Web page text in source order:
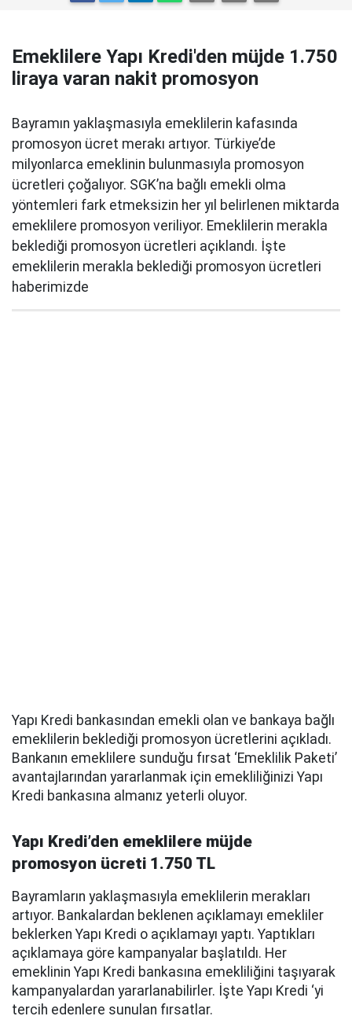
Emeklilere Yapı Kredi'den müjde 1.750
liraya varan nakit promosyon
Bayramın yaklaşmasıyla emeklilerin kafasında
promosyon ücret merakı artıyor. Türkiye’de
milyonlarca emeklinin bulunmasıyla promosyon
ücretleri çoğalıyor. SGK’na bağlı emekli olma
yöntemleri fark etmeksizin her yıl belirlenen miktarda
emeklilere promosyon veriliyor. Emeklilerin merakla
beklediği promosyon ücretleri açıklandı. İşte
emeklilerin merakla beklediği promosyon ücretleri
haberimizde
Yapı Kredi bankasından emekli olan ve bankaya bağlı
emeklilerin beklediği promosyon ücretlerini açıkladı.
Bankanın emeklilere sunduğu fırsat ‘Emeklilik Paketi’
avantajlarından yararlanmak için emekliliğinizi Yapı
Kredi bankasına almanız yeterli oluyor.
Yapı Kredi’den emeklilere müjde
promosyon ücreti 1.750 TL
Bayramların yaklaşmasıyla emeklilerin merakları
artıyor. Bankalardan beklenen açıklamayı emekliler
beklerken Yapı Kredi o açıklamayı yaptı. Yaptıkları
açıklamaya göre kampanyalar başlatıldı. Her
emeklinin Yapı Kredi bankasına emekliliğini taşıyarak
kampanyalardan yararlanabilirler. İşte Yapı Kredi ‘yi
tercih edenlere sunulan fırsatlar.